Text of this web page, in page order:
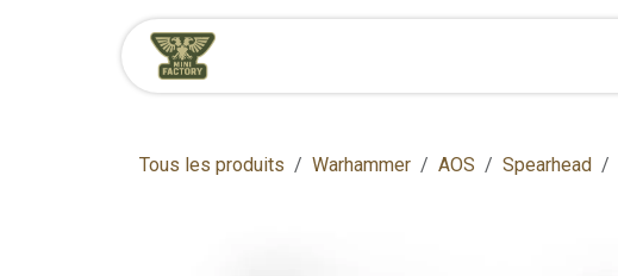
Se rendre au contenu
Tous les produits Warhammer AOS Spearhead